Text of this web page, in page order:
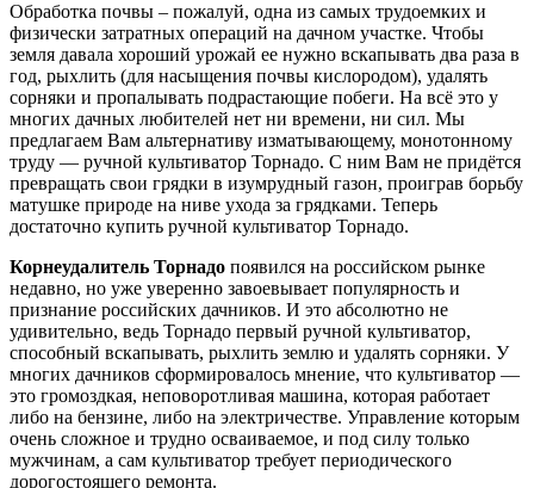
Обработка почвы – пожалуй, одна из самых трудоемких и
физически затратных операций на дачном участке. Чтобы
земля давала хороший урожай ее нужно вскапывать два раза в
год, рыхлить (для насыщения почвы кислородом), удалять
сорняки и пропалывать подрастающие побеги. На всё это у
многих дачных любителей нет ни времени, ни сил. Мы
предлагаем Вам альтернативу изматывающему, монотонному
труду — ручной культиватор Торнадо. С ним Вам не придётся
превращать свои грядки в изумрудный газон, проиграв борьбу
матушке природе на ниве ухода за грядками. Теперь
достаточно купить ручной культиватор Торнадо.
Корнеудалитель Торнадо появился на российском рынке
недавно, но уже уверенно завоевывает популярность и
признание российских дачников. И это абсолютно не
удивительно, ведь Торнадо первый ручной культиватор,
способный вскапывать, рыхлить землю и удалять сорняки. У
многих дачников сформировалось мнение, что культиватор —
это громоздкая, неповоротливая машина, которая работает
либо на бензине, либо на электричестве. Управление которым
очень сложное и трудно осваиваемое, и под силу только
мужчинам, а сам культиватор требует периодического
дорогостоящего ремонта.